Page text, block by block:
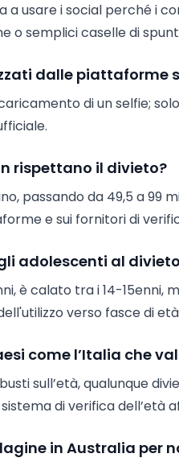
a usare i social perché i
o semplici caselle di
dalle piattaforme
di un selfie;
rispettano il divieto?
passando da 49,5 a 99
e sui fornitori di
adolescenti al
è calato tra i 14-15enni,
verso fasce di
come l’Italia che
sull’età, qualunque
di verifica dell’età
in Australia per